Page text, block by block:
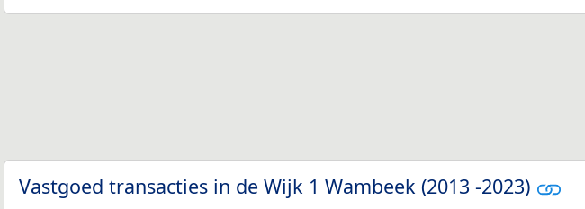
Vastgoed transacties in de Wijk 1 Wambeek (2013 -2023)